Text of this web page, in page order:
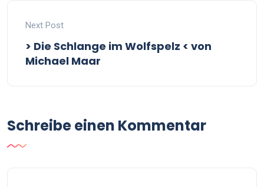
Next Post
> Die Schlange im Wolfspelz < von
Michael Maar
Schreibe einen Kommentar